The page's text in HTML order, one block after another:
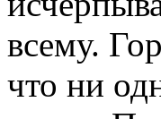
всему.
что ни